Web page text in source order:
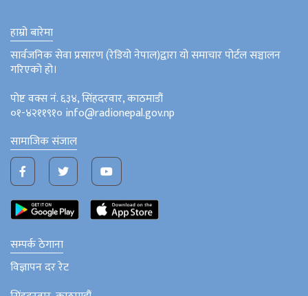
हाम्रो बारेमा
सार्वजनिक सेवा प्रसारण (रेडियो नेपाल)द्वारा यो समाचार पोर्टल सञ्चालन
गरिएको हो।
पोष्ट वक्स नं. ६३४, सिंहदरवार, काठमाडौं
०१-४२११९१० info@radionepal.gov.np
सामाजिक संजाल
सम्पर्क ठेगाना
विज्ञापन दर रेट